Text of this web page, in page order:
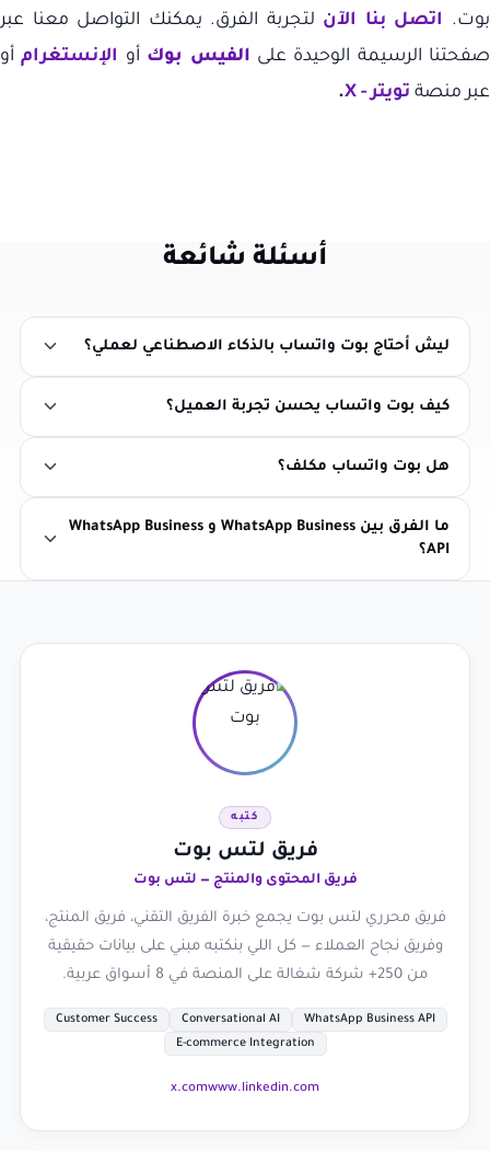
بوت.
اتصل بنا الآن لتجربة الفرق. يمكنك التواصل معنا عبر
صفحتنا الرسيمة الوحيدة على الفيس بوك أو الإنستغرامأو
عبر منصة تويتر - X
.
أسئلة شائعة
ليش أحتاج بوت واتساب بالذكاء الاصطناعي لعملي؟
كيف بوت واتساب يحسن تجربة العميل؟
هل بوت واتساب مكلف؟
ما الفرق بين WhatsApp Business و WhatsApp Business
API؟
كتبه
فريق لتس بوت
فريق المحتوى والمنتج — لتس بوت
فريق محرري لتس بوت يجمع خبرة الفريق التقني، فريق المنتج،
وفريق نجاح العملاء — كل اللي بنكتبه مبني على بيانات حقيقية
من 250+ شركة شغالة على المنصة في 8 أسواق عربية.
WhatsApp Business API
Conversational AI
Customer Success
E-commerce Integration
www.linkedin.com
x.com